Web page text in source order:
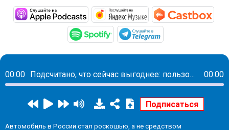
https://podcasts.apple.com/ru/
https://
https://open.spotify.com/
00:00 Подсчитано, что сейчас выгоднее: пользоваться прокатными авто или ездить на такси 00:00
Автомобиль в России стал роскошью, а не средством